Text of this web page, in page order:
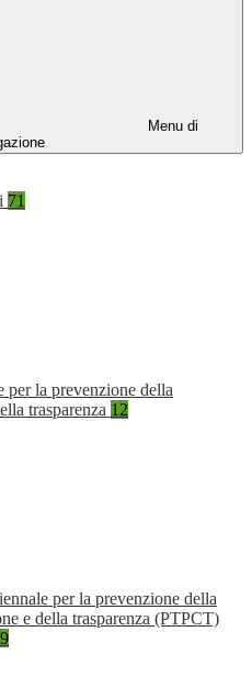
Menu di
71
per la prevenzione della
trasparenza 12
per la prevenzione della
e della trasparenza (PTPCT)